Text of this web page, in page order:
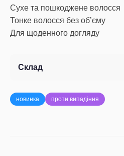
Сухе та пошкоджене волосся
Тонке волосся без об’єму
Для щоденного догляду
Склад
новинка проти випадіння